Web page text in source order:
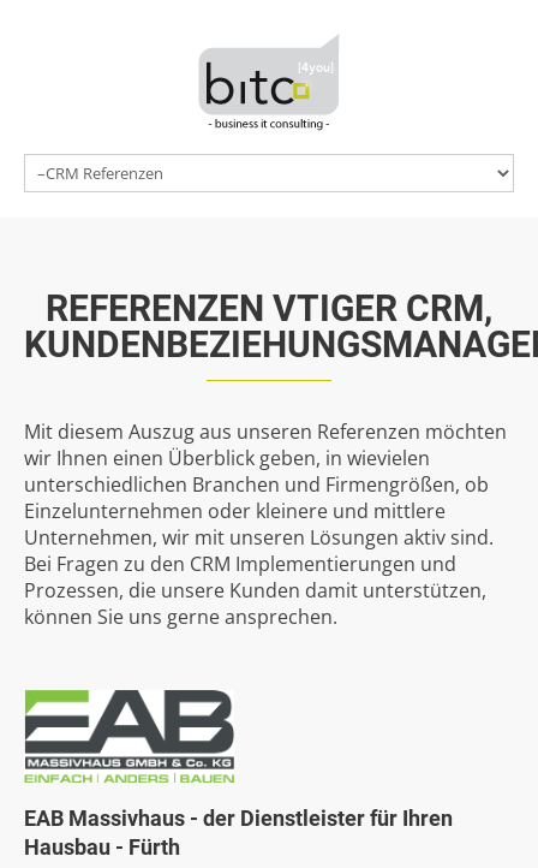
Home
vTiger CRM
REFERENZEN VTIGER CRM,
Mit diesem Auszug aus unseren Referenzen möchten
wir Ihnen einen Überblick geben, in wievielen
unterschiedlichen Branchen und Firmengrößen, ob
Einzelunternehmen oder kleinere und mittlere
Unternehmen, wir mit unseren Lösungen aktiv sind.
Bei Fragen zu den CRM Implementierungen und
Prozessen, die unsere Kunden damit unterstützen,
können Sie uns gerne ansprechen.
EAB Massivhaus - der Dienstleisterfür Ihren
Hausbau - Fürth